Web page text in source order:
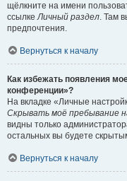
щёлкните на имени
ссылкеЛичный раздел. Там
предпочтения.
Вернуться к началу
Как избежать появления
конференции»?
На вкладке «Личные
Скрывать моё пребывание
видны только
остальных вы будете
Вернуться к началу